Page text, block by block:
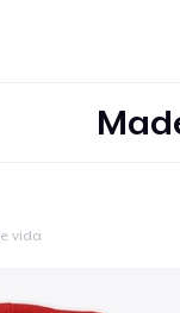
vida